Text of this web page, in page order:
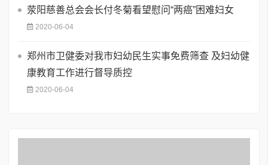
荥阳慈善总会会长付冬菊看望慰问“两癌”困难妇女
2020-06-04
郑州市卫健委对我市妇幼民生实事免费筛查 及妇幼健
康教育工作进行督导质控
2020-06-04